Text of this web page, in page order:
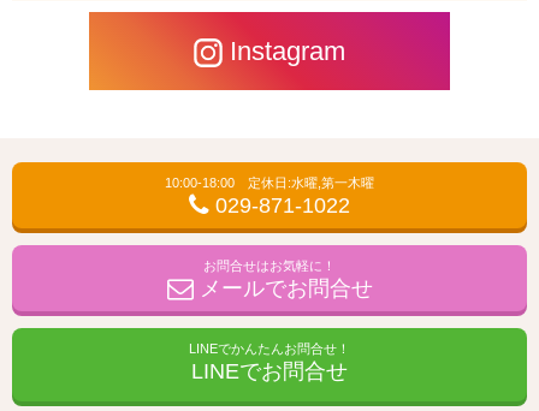
Instagram
10:00-18:00 定休日:水曜,第一木曜
029-871-1022
お問合せはお気軽に！
メールでお問合せ
LINEでかんたんお問合せ！
LINEでお問合せ